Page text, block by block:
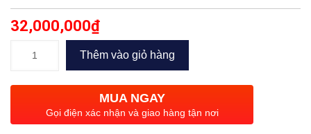
32,000,000₫
đứng
Sealand
MVX
Thêm vào giỏ hàng
MUA NGAY
Gọi điện xác nhận và giao hàng tận nơi